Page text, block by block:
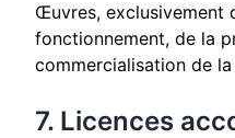
Œuvres, exclusivement
fonctionnement, de la
commercialisation de
7. Licences